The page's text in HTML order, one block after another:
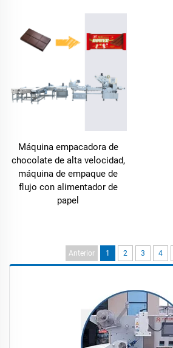
Máquina empacadora de
chocolate de alta velocidad,
máquina de empaque de
flujo con alimentador de
papel
Anterior 1 2 3 4